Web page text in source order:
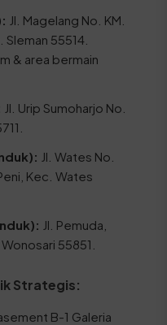
Jl. Magelang No. KM.
Sleman 55514.
& area bermain
Jl. Urip Sumoharjo No.
Jl. Wates No.
Kec. Wates
Jl. Pemuda,
55851.
Strategis:
B-1 Galeria